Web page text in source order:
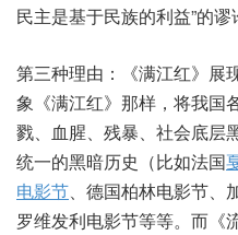
民主是基于民族的利益”的谬
第三种理由：《满江红》展
象《满江红》那样，将我国
戮、血腥、残暴、社会底层
统一的黑暗历史（比如法国
电影节、德国柏林电影节、
罗维发利电影节等等。而《